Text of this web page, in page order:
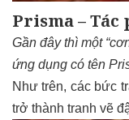
Prisma – Tác
Gần đây thì một
ứng dụng có tên
Như trên, các bức
trở thành tranh vẽ